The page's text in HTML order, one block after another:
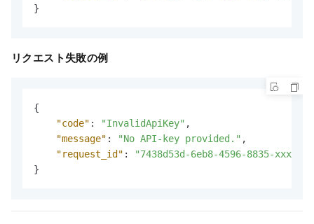
}
リクエスト失敗の例
{
"code" : "InvalidApiKey" ,
"message" : "No API-key provided." ,
"request_id" :
"7438d53d-6eb8-4596-8835-xxxxxx"
}